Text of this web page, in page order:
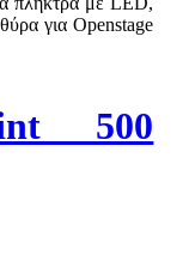
για Openstage
500